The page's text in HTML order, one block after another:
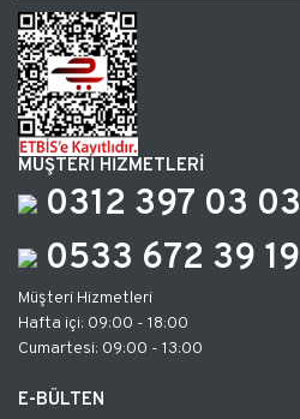
MÜŞTERİ HİZMETLERİ
0312 397 03 03
0533 672 39 19
Müşteri Hizmetleri
Hafta içi: 09:00 - 18:00
Cumartesi: 09:00 - 13:00
E-BÜLTEN